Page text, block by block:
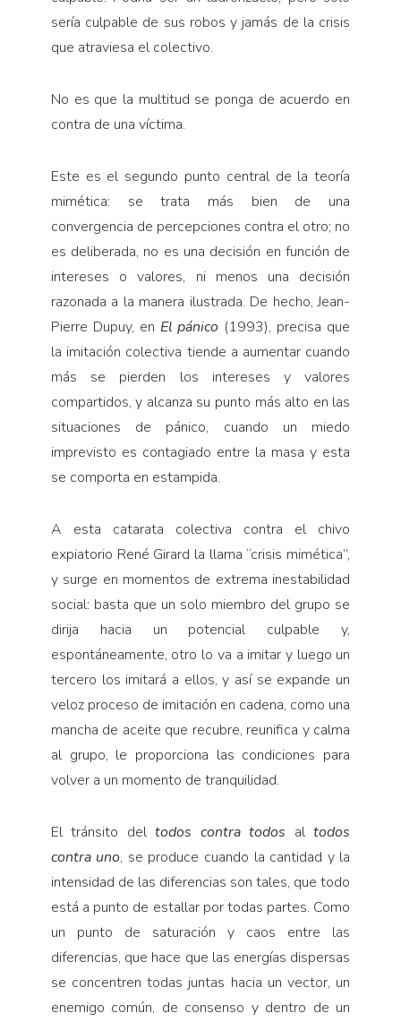
sería culpable de sus robos y jamás de la crisis
que atraviesa el colectivo.
No es que la multitud se ponga de acuerdo en
contra de una víctima.
Este es el segundo punto central de la teoría
mimética: se trata más bien de una
convergencia de percepciones contra el otro; no
es deliberada, no es una decisión en función de
intereses o valores, ni menos una decisión
razonada a la manera ilustrada. De hecho, Jean-
Pierre Dupuy, en El pánico (1993), precisa que
la imitación colectiva tiende a aumentar cuando
más se pierden los intereses y valores
compartidos, y alcanza su punto más alto en las
situaciones de pánico, cuando un miedo
imprevisto es contagiado entre la masa y esta
se comporta en estampida.
A esta catarata colectiva contra el chivo
expiatorio René Girard la llama “crisis mimética”,
y surge en momentos de extrema inestabilidad
social: basta que un solo miembro del grupo se
dirija hacia un potencial culpable y,
espontáneamente, otro lo va a imitar y luego un
tercero los imitará a ellos, y así se expande un
veloz proceso de imitación en cadena, como una
mancha de aceite que recubre, reunifica y calma
al grupo, le proporciona las condiciones para
volver a un momento de tranquilidad.
El tránsito deltodos contra todos altodos
contra uno, se produce cuando la cantidad y la
intensidad de las diferencias son tales, que todo
está a punto de estallar por todas partes. Como
un punto de saturación y caos entre las
diferencias, que hace que las energías dispersas
se concentren todas juntas hacia un vector, un
enemigo común, de consenso y dentro de un